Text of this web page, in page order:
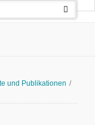
und Publikationen /